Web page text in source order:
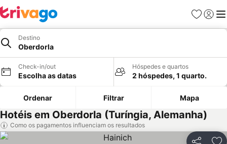
Favoritos
Iniciar
Destino
Oberdorla
Check-in/out
Escolha as datas
Hóspedes e quartos
2 hóspedes, 1 quarto.
Ordenar Filtrar Mapa
Hotéis em Oberdorla (Turíngia, Alemanha)
Como os pagamentos influenciam os resultados